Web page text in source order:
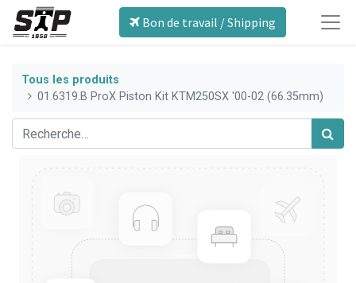
Bon de travail / Shipping
Tous les produits
01.6319.B ProX Piston Kit KTM250SX '00-02 (66.35mm)